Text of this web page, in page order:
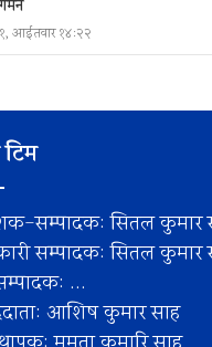
आईतवार १४:२२
टिम
सम्पादक: सितल कुमार
सम्पादक: सितल कुमार
...
आशिष कुमार साह